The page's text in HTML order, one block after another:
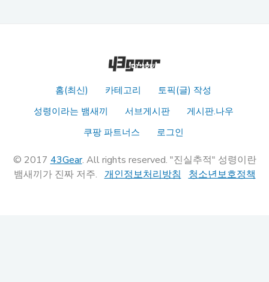
홈(최신) 카테고리
토픽(글) 작성
성령이라는 뱀새끼
서브게시판
게시판.나우
쿠팡 파트너스
로그인
© 2017 43Gear. All rights reserved. "진실추적" 성령이란
뱀새끼가 진짜 저주. 개인정보처리방침 청소년보호정책